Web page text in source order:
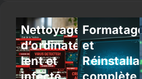
Nettoyage
d’ordinateur
lent et
et